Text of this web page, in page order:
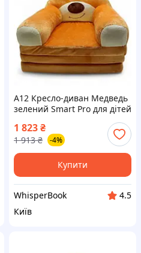
A12 Кресло-диван Медведь
зелений Smart Pro для дітей
розкладне м`яке кресло для
гри та відпочинку MAX14R
1 823₴
1 913 ₴ -4%
Купити
WhisperBook
4.5
Київ